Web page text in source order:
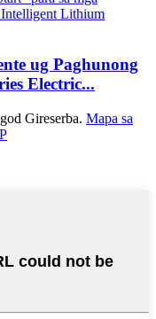
ug Paghunong
Electric...
Gireserba. Mapa sa